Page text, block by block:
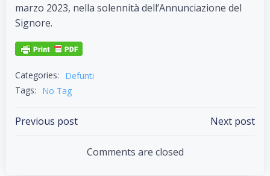
marzo 2023, nella solennità dell’Annunciazione del
Signore.
Categories:
Defunti
Tags:
No Tag
Post
navigation
Previous post
navigation
Next post
Comments are closed